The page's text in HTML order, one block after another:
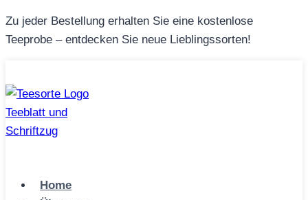
Zum
Inhalt
Zu jeder Bestellung erhalten Sie eine kostenlose
Teeprobe – entdecken Sie neue Lieblingssorten!
Home